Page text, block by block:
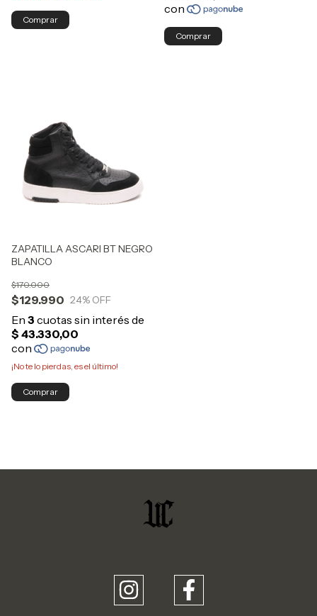
Comprar
Comprar
ZAPATILLA ASCARI BT NEGRO
BLANCO
$129.990
$170.000
24% OFF
¡No te lo pierdas, es el último!
Comprar